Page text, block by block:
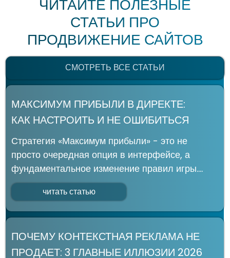
evdokimenko.marketing@gmail.com
СВЯЗАТЬСЯ
ИПЕвдокименко Олег Павлович
ИНН: 701 724 510 180